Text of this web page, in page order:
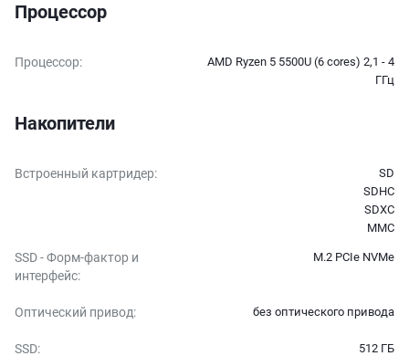
Процессор
Процессор:
AMD Ryzen 5 5500U (6 cores) 2,1 - 4
ГГц
Накопители
Встроенный картридер:
SD
SDHC
SDXC
MMC
SSD - Форм-фактор и
интерфейс:
M.2 PCIe NVMe
Оптический привод: без оптического привода
SSD: 512 ГБ